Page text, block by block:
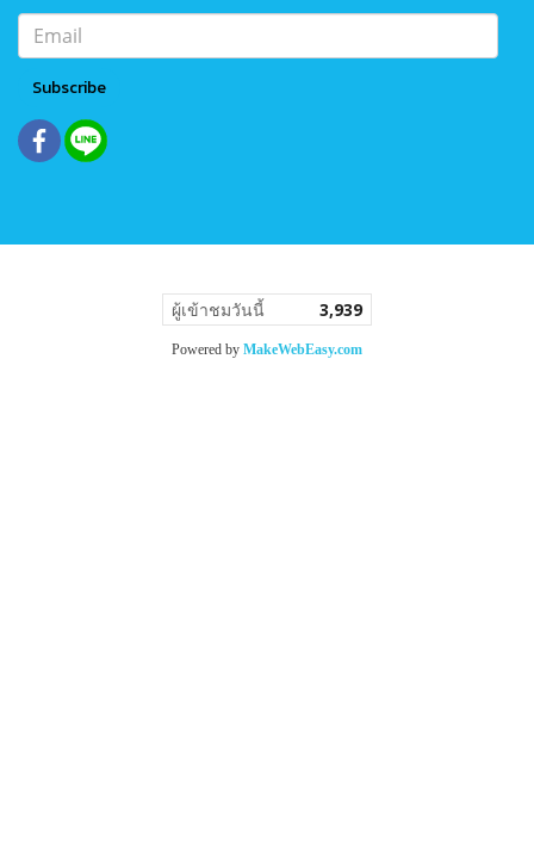
Subscribe
ผู้เข้าชมวันนี้ 3,939
Powered by MakeWebEasy.com